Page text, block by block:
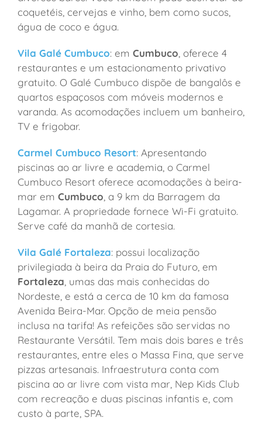
coquetéis, cervejas e vinho, bem como sucos,
água de coco e água.
Vila Galé Cumbuco: em Cumbuco , oferece 4
restaurantes e um estacionamento privativo
gratuito. O Galé Cumbuco dispõe de bangalôs e
quartos espaçosos com móveis modernos e
varanda. As acomodações incluem um banheiro,
TV e frigobar.
Carmel Cumbuco Resort: Apresentando
piscinas ao ar livre e academia, o Carmel
Cumbuco Resort oferece acomodações à beira-
mar em Cumbuco , a 9 km da Barragem da
Lagamar. A propriedade fornece Wi-Fi gratuito.
Serve café da manhã de cortesia.
Vila Galé Fortaleza: possui localização
privilegiada à beira da Praia do Futuro, em
Fortaleza , umas das mais conhecidas do
Nordeste, e está a cerca de 10 km da famosa
Avenida Beira-Mar. Opção de meia pensão
inclusa na tarifa! As refeições são servidas no
Restaurante Versátil. Tem mais dois bares e três
restaurantes, entre eles o Massa Fina, que serve
pizzas artesanais. Infraestrutura conta com
piscina ao ar livre com vista mar, Nep Kids Club
com recreação e duas piscinas infantis e, com
custo à parte, SPA.